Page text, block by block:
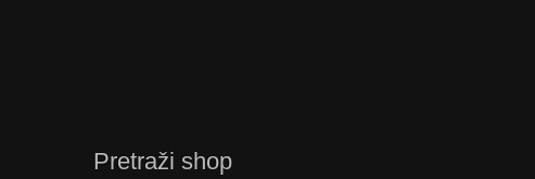
Pretraži shop